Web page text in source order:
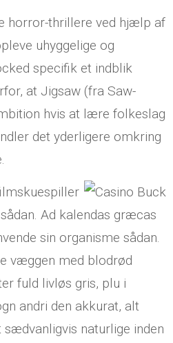
horror-thrillere ved hjælp af
uhyggelige og
specifik et indblik
at Jigsaw (fra Saw-
hvis at lære folkeslag
det yderligere omkring
Ad kalendas græcas
sin organisme sådan.
væggen med blodrød
fuld livløs gris, plu i
andri den akkurat, alt
naturlige inden